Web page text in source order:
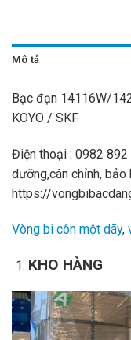
Mô tả
Bạc đạn 14116W/
KOYO / SKF
Điện thoại : 0982
dưỡng,cân chỉnh, bảo
https://
Vòng bi côn một dãy,
KHO HÀNG